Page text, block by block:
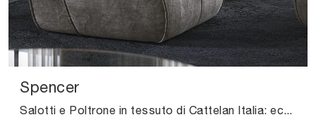
Spencer
Salotti e Poltrone in tessuto di Cattelan Italia: ecco a te il modello Spencer in tessuto per valorizzare i tuoi spazi.